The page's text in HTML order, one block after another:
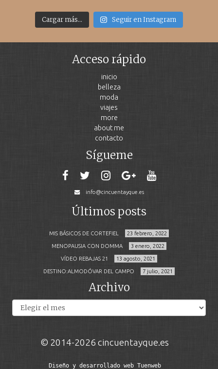
Cargar más... Seguir en Instagram
Acceso rápido
inicio
belleza
moda
viajes
more
about me
contacto
Sígueme
info@cincuentayque.es
Últimos posts
MIS BÁSICOS DE CORTEFIEL 23 febrero, 2022
MENOPAUSIA CON DOMMA 3 enero, 2022
VÍDEO REBAJAS 21 13 agosto, 2021
DESTINO:ALMODÓVAR DEL CAMPO 7 julio, 2021
Archivo
© 2014-2026 cincuentayque.es
Diseño y desarrollado web Tuenweb